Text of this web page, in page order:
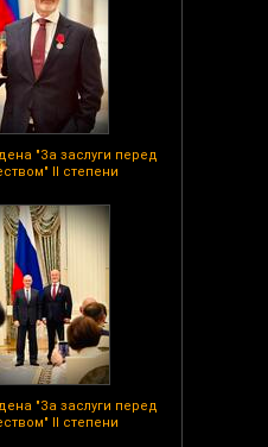
"За заслуги перед
II степени
"За заслуги перед
II степени